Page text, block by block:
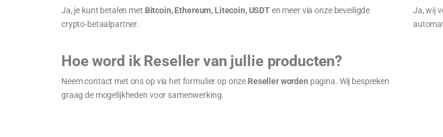
Ja, je kunt betalen met Bitcoin, Ethereum, Litecoin, USDTen meer via onze beveiligde
crypto-betaalpartner.
Ja, wij
Hoe word ik Reseller van jullie producten?
Neem contact met ons op via het formulier op onze Reseller worden pagina. Wij bespreken
graag de mogelijkheden voor samenwerking.